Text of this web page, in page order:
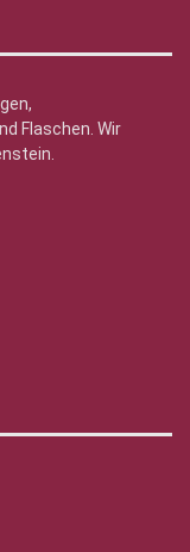
Flaschen. Wir